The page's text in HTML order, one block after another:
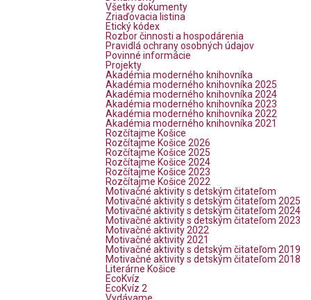
Všetky dokumenty
Zriaďovacia listina
Etický kódex
Rozbor činnosti a hospodárenia
Pravidlá ochrany osobných údajov
Povinné informácie
Projekty
Akadémia moderného knihovníka
Akadémia moderného knihovníka 2025
Akadémia moderného knihovníka 2024
Akadémia moderného knihovníka 2023
Akadémia moderného knihovníka 2022
Akadémia moderného knihovníka 2021
Rozčítajme Košice
Rozčítajme Košice 2026
Rozčítajme Košice 2025
Rozčítajme Košice 2024
Rozčítajme Košice 2023
Rozčítajme Košice 2022
Motivačné aktivity s detským čitateľom
Motivačné aktivity s detským čitateľom 2025
Motivačné aktivity s detským čitateľom 2024
Motivačné aktivity s detským čitateľom 2023
Motivačné aktivity 2022
Motivačné aktivity 2021
Motivačné aktivity s detským čitateľom 2019
Motivačné aktivity s detským čitateľom 2018
Literárne Košice
EcoKvíz
EcoKvíz 2